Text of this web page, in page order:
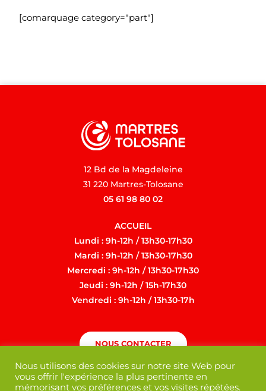
[comarquage category="part"]
12 Bd de la Magdeleine
31 220 Martres-Tolosane
05 61 98 80 02
ACCUEIL
Lundi : 9h-12h / 13h30-17h30
Mardi : 9h-12h / 13h30-17h30
Mercredi : 9h-12h / 13h30-17h30
Jeudi : 9h-12h / 15h-17h30
Vendredi : 9h-12h / 13h30-17h
NOUS CONTACTER
Nous utilisons des cookies sur notre site Web pour
vous offrir l'expérience la plus pertinente en
mémorisant vos préférences et vos visites répétées.